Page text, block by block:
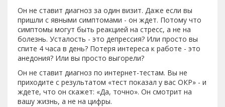
Он не ставит диагноз за один визит. Даже если вы
пришли с явными симптомами - он ждет. Потому что
симптомы могут быть реакцией на стресс, а не на
болезнь. Усталость - это депрессия? Или просто вы
спите 4 часа в день? Потеря интереса к работе - это
анедония? Или вы просто выгорели?
Он не ставит диагноз по интернет-тестам. Вы не
приходите с результатом «тест показал у вас ОКР» - и
ждете, что он скажет: «Да, точно». Он смотрит на
вашу жизнь, а не на цифры.